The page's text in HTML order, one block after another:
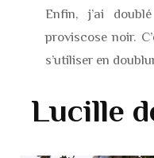
Enfin, j’ai
proviscose noir.
s’utiliser en
Lucille